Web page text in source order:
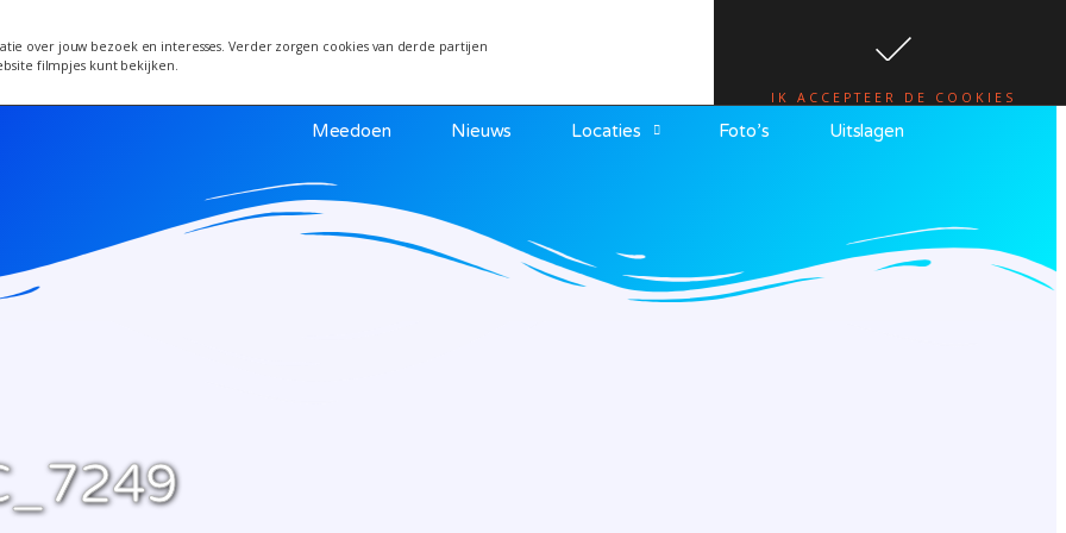
over jouw bezoek en interesses. Verder zorgen cookies van derde partijen
filmpjes kunt bekijken.
IK ACCEPTEER DE COOKIES
van 24 juni wordt een week verplaatst i.v.m. warmte.
Meedoen Nieuws Locaties Foto’s Uitslagen